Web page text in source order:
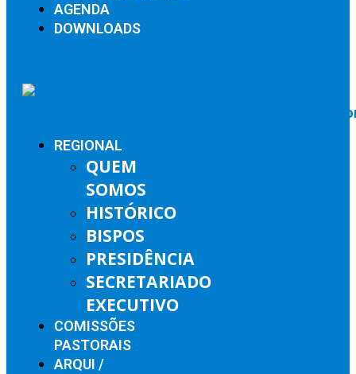
AGENDA
DOWNLOADS
REGIONAL
QUEM
SOMOS
HISTÓRICO
BISPOS
PRESIDÊNCIA
SECRETARIADO
EXECUTIVO
COMISSÕES
PASTORAIS
ARQUI /